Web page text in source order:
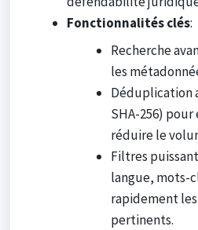
Fonctionnalités clés:
Recherche
les
Déduplication
SHA-256)
réduire le
Filtres
langue, mots-
rapidement
pertinents.